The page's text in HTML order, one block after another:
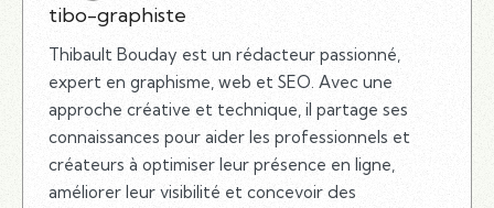
tibo-graphiste
Thibault Bouday est un rédacteur passionné,
expert en graphisme, web et SEO. Avec une
approche créative et technique, il partage ses
connaissances pour aider les professionnels et
créateurs à optimiser leur présence en ligne,
améliorer leur visibilité et concevoir des